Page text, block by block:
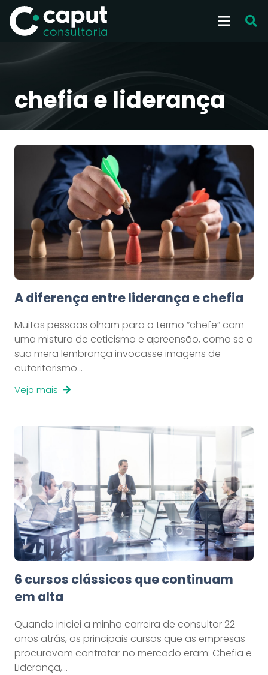
chefia e liderança
A diferença entre liderança e chefia
Muitas pessoas olham para o termo “chefe” com
uma mistura de ceticismo e apreensão, como se a
sua mera lembrança invocasse imagens de
autoritarismo…
Veja mais
6 cursos clássicos que continuam
em alta
Quando iniciei a minha carreira de consultor 22
anos atrás, os principais cursos que as empresas
procuravam contratar no mercado eram: Chefia e
Liderança,…